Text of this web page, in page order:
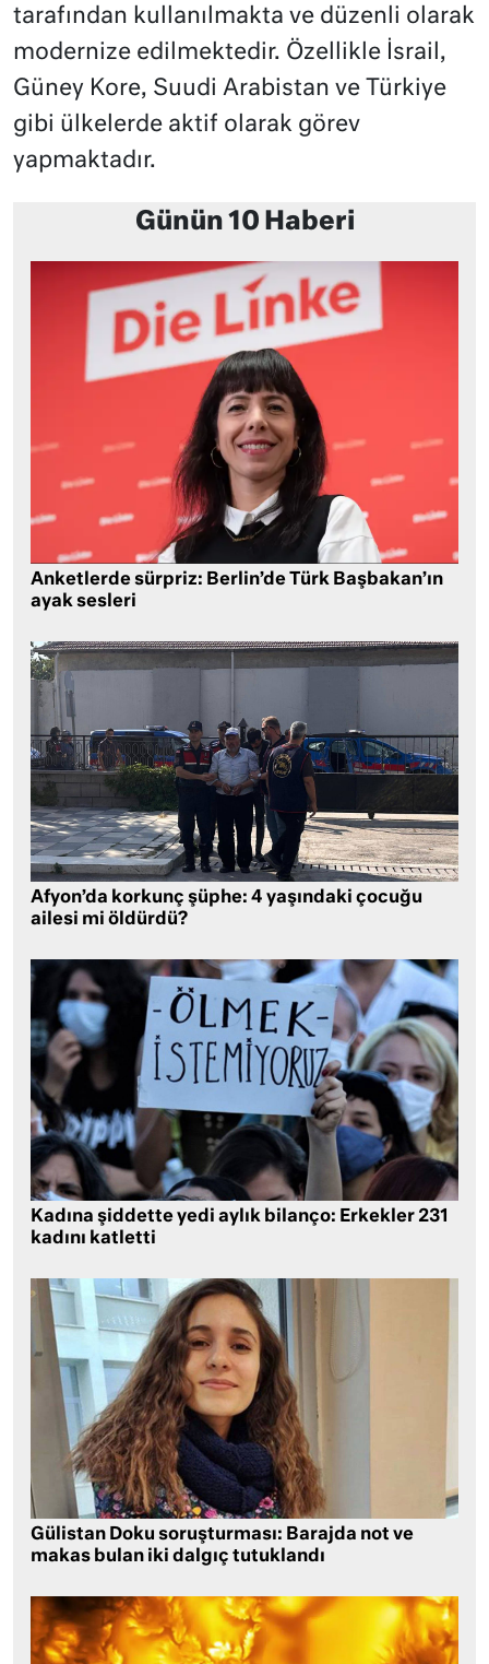
tarafından kullanılmakta ve düzenli olarak
modernize edilmektedir. Özellikle İsrail,
Güney Kore, Suudi Arabistan ve Türkiye
gibi ülkelerde aktif olarak görev
yapmaktadır.
Günün 10 Haberi
Anketlerde sürpriz: Berlin’de Türk Başbakan’ın
ayak sesleri
Afyon’da korkunç şüphe: 4 yaşındaki çocuğu
ailesi mi öldürdü?
Kadına şiddette yedi aylık bilanço: Erkekler 231
kadını katletti
Gülistan Doku soruşturması: Barajda not ve
makas bulan iki dalgıç tutuklandı